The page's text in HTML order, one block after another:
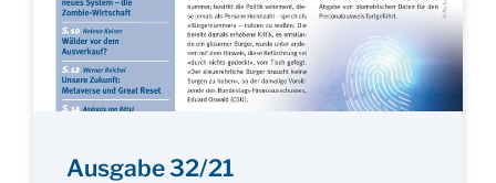
Ausgabe 32/21